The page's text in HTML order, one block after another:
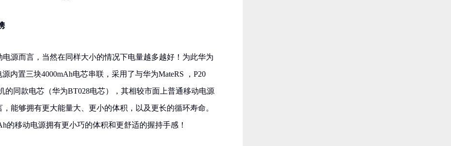
源而言，当然在同样大小的情况下电量越多越好！为此华为
内置三块4000mAh电芯串联，采用了与华为MateRS ，P20
的同款电芯（华为BT028电芯），其相较市面上普通移动电源
能够拥有更大能量大、更小的体积，以及更长的循环寿命。
的移动电源拥有更小巧的体积和更舒适的握持手感！